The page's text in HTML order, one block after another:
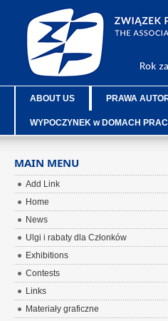
ABOUT US PRAWA
WYPOCZYNEK w DOMACH
MAIN MENU
Add Link
Home
News
Ulgi i rabaty dla Członków
Exhibitions
Contests
Links
Materiały graficzne